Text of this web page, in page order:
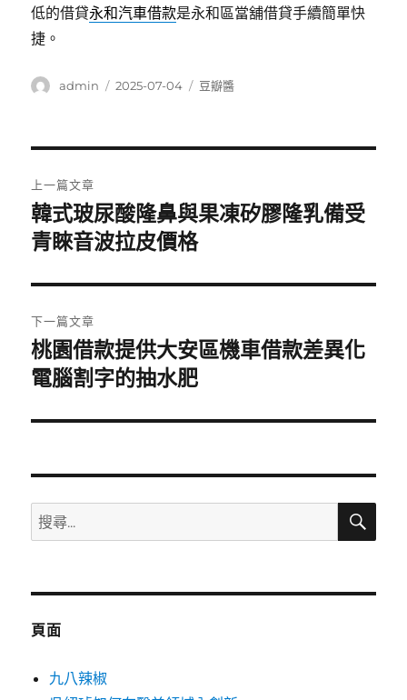
低的借貸永和汽車借款是永和區當舖借貸手續簡單快
捷。
作
admin
發
2025-07-04
分
豆瓣醬
章
導
覽
上一篇文章
上
一
文
章:
韓式玻尿酸隆鼻與果凍矽膠隆乳備受
青睞音波拉皮價格
下一篇文章
下
一
文
桃園借款提供大安區機車借款差異化
電腦割字的抽水肥
搜
尋
鍵
搜
頁面
九八辣椒